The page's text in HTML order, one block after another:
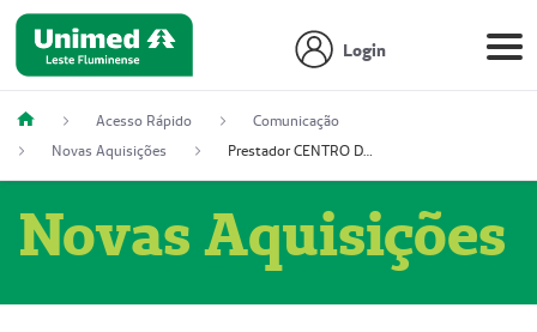
Login
Acesso Rápido
Comunicação
Novas Aquisições
Prestador CENTRO DE ONCOLOGIA
Novas Aquisições